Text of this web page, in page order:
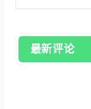
最新评论